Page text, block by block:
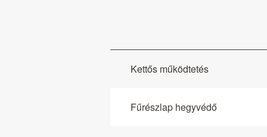
Kettős működtetés
Fűrészlap hegyvédő